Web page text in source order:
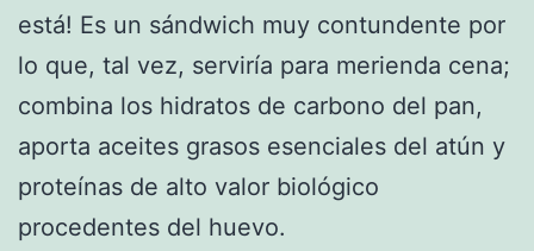
está! Es un sándwich muy contundente por
lo que, tal vez, serviría para merienda cena;
combina los hidratos de carbono del pan,
aporta aceites grasos esenciales del atún y
proteínas de alto valor biológico
procedentes del huevo.